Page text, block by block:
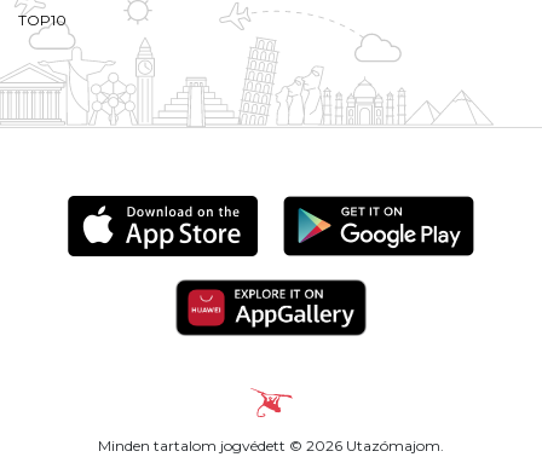
TOP10
Minden tartalom jogvédett © 2026 Utazómajom.